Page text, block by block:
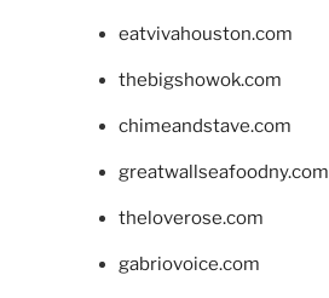
eatvivahouston.com
thebigshowok.com
chimeandstave.com
greatwallseafoodny.com
theloverose.com
gabriovoice.com